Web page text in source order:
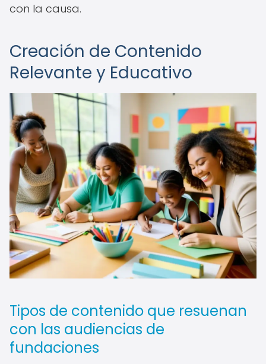
con la causa.
Creación de Contenido
Relevante y Educativo
Tipos de contenido que resuenan
con las audiencias de
fundaciones